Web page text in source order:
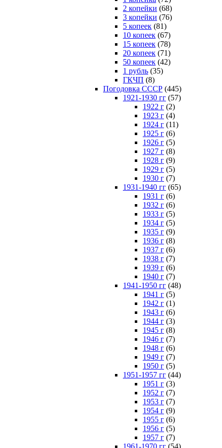
2 копейки (68)
3 копейки (76)
5 копеек (81)
10 копеек (67)
15 копеек (78)
20 копеек (71)
50 копеек (42)
1 рубль (35)
ГКЧП (8)
Погодовка СССР (445)
1921-1930 гг (57)
1922 г (2)
1923 г (4)
1924 г (11)
1925 г (6)
1926 г (5)
1927 г (8)
1928 г (9)
1929 г (5)
1930 г (7)
1931-1940 гг (65)
1931 г (6)
1932 г (6)
1933 г (5)
1934 г (5)
1935 г (9)
1936 г (8)
1937 г (6)
1938 г (7)
1939 г (6)
1940 г (7)
1941-1950 гг (48)
1941 г (5)
1942 г (1)
1943 г (6)
1944 г (3)
1945 г (8)
1946 г (7)
1948 г (6)
1949 г (7)
1950 г (5)
1951-1957 гг (44)
1951 г (3)
1952 г (7)
1953 г (7)
1954 г (9)
1955 г (6)
1956 г (5)
1957 г (7)
1961-1970 гг (54)